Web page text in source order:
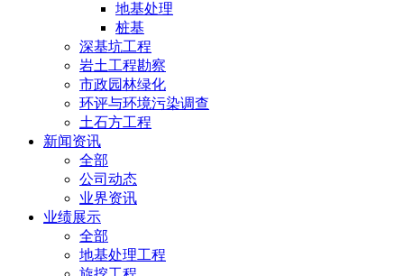
地基处理
桩基
深基坑工程
岩土工程勘察
市政园林绿化
环评与环境污染调查
土石方工程
新闻资讯
全部
公司动态
业界资讯
业绩展示
全部
地基处理工程